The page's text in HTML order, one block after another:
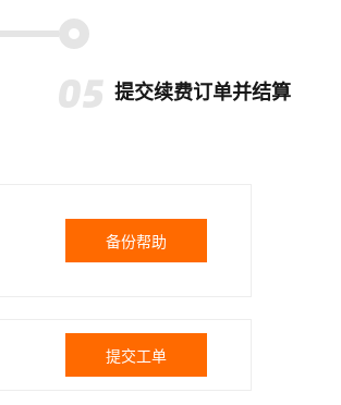
提交续费订单并结算
备份帮助
提交工单